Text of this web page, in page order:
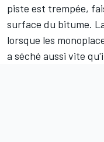
piste est trempée,
surface du bitume.
lorsque les
a séché aussi vite